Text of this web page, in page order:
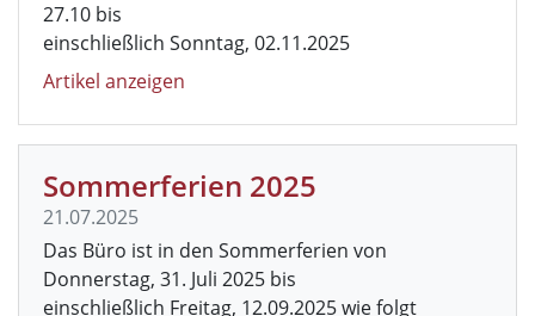
27.10 bis
einschließlich Sonntag, 02.11.2025
Artikel anzeigen
Sommerferien 2025
21.07.2025
Das Büro ist in den Sommerferien von
Donnerstag, 31. Juli 2025 bis
einschließlich Freitag, 12.09.2025 wie folgt